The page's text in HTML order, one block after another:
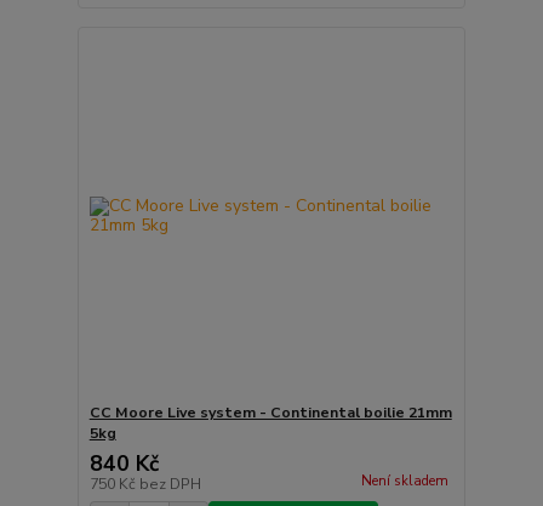
CC Moore Live system - Continental boilie 21mm
5kg
840 Kč
750 Kč bez DPH Není skladem